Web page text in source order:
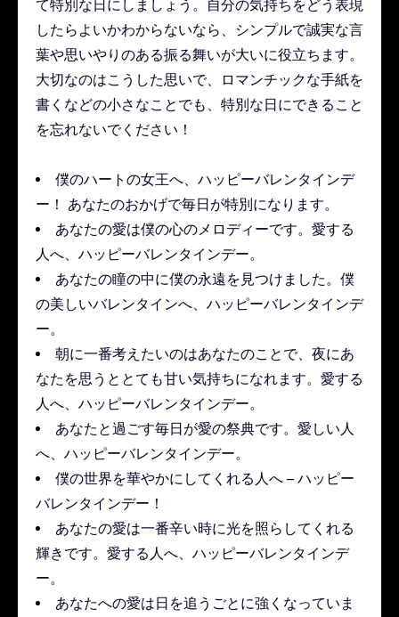
て特別な日にしましょう。自分の気持ちをどう表現
したらよいかわからないなら、シンプルで誠実な言
葉や思いやりのある振る舞いが大いに役立ちます。
大切なのはこうした思いで、ロマンチックな手紙を
書くなどの小さなことでも、特別な日にできること
を忘れないでください！
僕のハートの女王へ、ハッピーバレンタインデ
ー！ あなたのおかげで毎日が特別になります。
あなたの愛は僕の心のメロディーです。愛する
人へ、ハッピーバレンタインデー。
あなたの瞳の中に僕の永遠を見つけました。僕
の美しいバレンタインへ、ハッピーバレンタインデ
ー。
朝に一番考えたいのはあなたのことで、夜にあ
なたを思うととても甘い気持ちになれます。愛する
人へ、ハッピーバレンタインデー。
あなたと過ごす毎日が愛の祭典です。愛しい人
へ、ハッピーバレンタインデー。
僕の世界を華やかにしてくれる人へ – ハッピー
バレンタインデー！
あなたの愛は一番辛い時に光を照らしてくれる
輝きです。愛する人へ、ハッピーバレンタインデ
ー。
あなたへの愛は日を追うごとに強くなっていま